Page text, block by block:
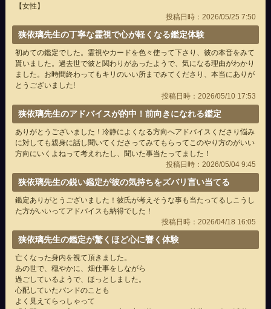
【女性】
投稿日時：2026/05/25 7:50
狭依璃先生の丁寧な霊視で心が軽くなる鑑定体験
初めての鑑定でした。霊視やカードを色々使って下さり、彼の本音をみて
貰いました。過去世で彼と関わりがあったようで、気になる理由がわかり
ました。お時間終わってもキリのいい所までみてくださり、本当にありが
とうございました!
投稿日時：2026/05/10 17:53
狭依璃先生のアドバイスが的中！前向きになれる鑑定
ありがとうございました！冷静によくなる方向へアドバイスくださり悩み
に対しても親身に話し聞いてくださってみてもらってこのやり方のがいい
方向にいくよねって考えれたし、聞いた事当たってました！
投稿日時：2026/05/04 9:45
狭依璃先生の鋭い鑑定が彼の気持ちをズバリ言い当てる
鑑定ありがとうございました！彼氏が考えそうな事も当たってるしこうし
た方がいいってアドバイスも納得でした！
投稿日時：2026/04/18 16:05
狭依璃先生の鑑定が驚くほど心に響く体験
亡くなった身内を視て頂きました。
あの世で、穏やかに、畑仕事をしながら
過ごしているようで、ほっとしました。
心配していたバンドのことも
よく見えてらっしゃって